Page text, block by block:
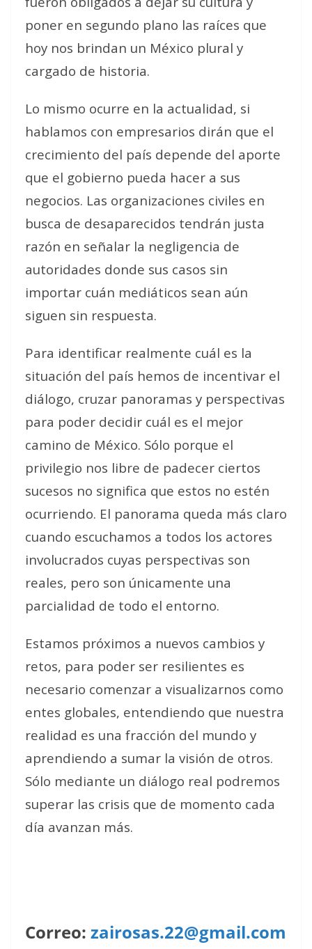
poner en segundo plano las raíces que
hoy nos brindan un México plural y
cargado de historia.
Lo mismo ocurre en la actualidad, si
hablamos con empresarios dirán que el
crecimiento del país depende del aporte
que el gobierno pueda hacer a sus
negocios. Las organizaciones civiles en
busca de desaparecidos tendrán justa
razón en señalar la negligencia de
autoridades donde sus casos sin
importar cuán mediáticos sean aún
siguen sin respuesta.
Para identificar realmente cuál es la
situación del país hemos de incentivar el
diálogo, cruzar panoramas y perspectivas
para poder decidir cuál es el mejor
camino de México. Sólo porque el
privilegio nos libre de padecer ciertos
sucesos no significa que estos no estén
ocurriendo. El panorama queda más claro
cuando escuchamos a todos los actores
involucrados cuyas perspectivas son
reales, pero son únicamente una
parcialidad de todo el entorno.
Estamos próximos a nuevos cambios y
retos, para poder ser resilientes es
necesario comenzar a visualizarnos como
entes globales, entendiendo que nuestra
realidad es una fracción del mundo y
aprendiendo a sumar la visión de otros.
Sólo mediante un diálogo real podremos
superar las crisis que de momento cada
día avanzan más.
Correo: zairosas.22@gmail.com